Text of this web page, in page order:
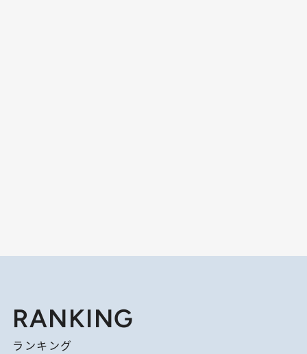
RANKING
ランキング